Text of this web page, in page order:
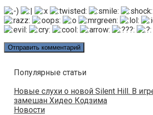
Популярные статьи
Новые слухи о новой Silent Hill. В
замешан Хидео Кодзима
Новости